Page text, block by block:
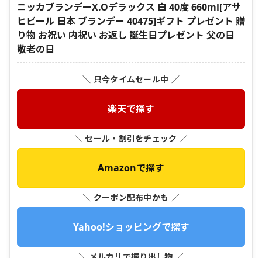
ニッカブランデーX.Oデラックス 白 40度 660ml[アサ
ヒビール 日本 ブランデー 40475]ギフト プレゼント 贈
り物 お祝い 内祝い お返し 誕生日プレゼント 父の日
敬老の日
＼ 只今タイムセール中 ／
楽天で探す
＼ セール・割引をチェック ／
Amazonで探す
＼ クーポン配布中かも ／
Yahoo!ショッピングで探す